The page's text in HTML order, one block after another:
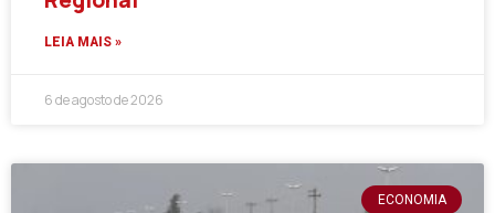
LEIA MAIS »
6 de agosto de 2026
ECONOMIA